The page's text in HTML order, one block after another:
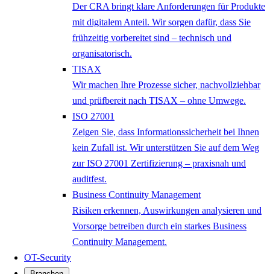
Der CRA bringt klare Anforderungen für Produkte
mit digitalem Anteil. Wir sorgen dafür, dass Sie
frühzeitig vorbereitet sind – technisch und
organisatorisch.
TISAX
Wir machen Ihre Prozesse sicher, nachvollziehbar
und prüfbereit nach TISAX – ohne Umwege.
ISO 27001
Zeigen Sie, dass Informationssicherheit bei Ihnen
kein Zufall ist. Wir unterstützen Sie auf dem Weg
zur ISO 27001 Zertifizierung – praxisnah und
auditfest.
Business Continuity Management
Risiken erkennen, Auswirkungen analysieren und
Vorsorge betreiben durch ein starkes Business
Continuity Management.
OT-Security